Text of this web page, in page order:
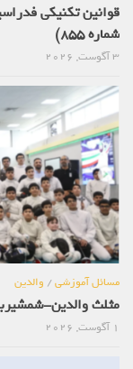
شماره 855)
3 آگوست, 2026
مسائل آموزشی/ والدین
مثلث والدین-
1 آگوست, 2026